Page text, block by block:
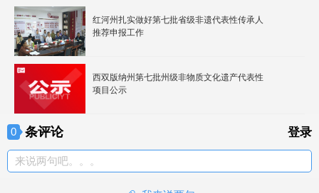
红河州扎实做好第七批省级非遗代表性传承人
推荐申报工作
西双版纳州第七批州级非物质文化遗产代表性
项目公示
0 条评论 登录
来说两句吧。。。